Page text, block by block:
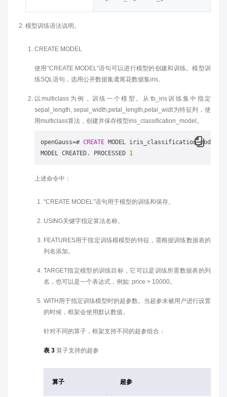
模型训练语法说明。
CREATE MODEL
使用“CREATE MODEL”语句可以进行模型的创建和训练。模型训
练SQL语句，选用公开数据集鸢尾花数据集iris。
以multiclass为例，训练一个模型。从tb_iris训练集中指定
sepal_length, sepal_width,petal_length,petal_widt为特征列，使
用multiclass算法，创建并保存模型iris_classification_model。
openGauss=# CREATE MODEL iris_classification_model
MODEL CREATED. PROCESSED 1
上述命令中：
“CREATE MODEL”语句用于模型的训练和保存。
USING关键字指定算法名称。
FEATURES用于指定训练模模型的特征，需根据训练数据表的
列名添加。
TARGET指定模型的训练目标，它可以是训练所需数据表的列
名，也可以是一个表达式，例如: price > 10000。
WITH用于指定训练模型时的超参数。当超参未被用户进行设置
的时候，框架会使用默认数值。
针对不同的算子，框架支持不同的超参组合：
表 3 算子支持的超参
算子 超参